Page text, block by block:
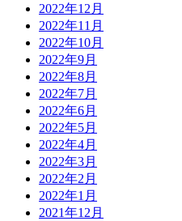
2022年12月
2022年11月
2022年10月
2022年9月
2022年8月
2022年7月
2022年6月
2022年5月
2022年4月
2022年3月
2022年2月
2022年1月
2021年12月